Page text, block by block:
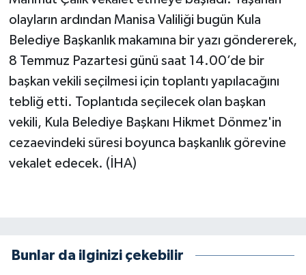
olayların ardından Manisa Valiliği bugün Kula
Belediye Başkanlık makamına bir yazı göndererek,
8 Temmuz Pazartesi günü saat 14.00’de bir
başkan vekili seçilmesi için toplantı yapılacağını
tebliğ etti. Toplantıda seçilecek olan başkan
vekili, Kula Belediye Başkanı Hikmet Dönmez'in
cezaevindeki süresi boyunca başkanlık görevine
vekalet edecek. (İHA)
Bunlar da ilginizi çekebilir